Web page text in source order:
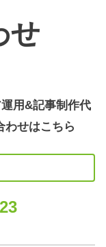
せ
用&記事制作代
わせはこちら